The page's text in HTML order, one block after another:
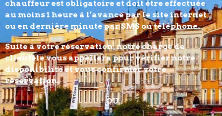
chauffeur est obligatoire et doit être effectuée
au moins 1 heure à l’avance par le site internet
ou en dernière minute par SMS ou téléphone.
Suite à votre réservation, notre chargé de
clientèle vous appellera pour vérifier notre
disponibilité et vous confirmer votre
réservation.
OU